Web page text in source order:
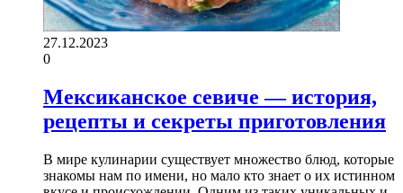
27.12.2023
0
Мексиканское севиче — история,
рецепты и секреты приготовления
В мире кулинарии существует множество блюд, которые
знакомы нам по имени, но мало кто знает о их истинном